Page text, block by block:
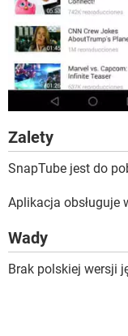
Zalety
SnapTube jest do
Aplikacja obsługuje
Wady
Brak polskiej wersji